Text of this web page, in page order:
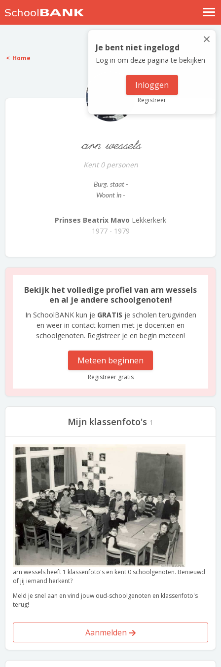
Nostalgische verhalen
Log in
Meld je gratis aan
×
Je bent niet ingelogd
Log in om deze pagina te bekijken
Inloggen
Registreer
Home
arn wessels
Kent 0 personen
Burg. staat -
Woont in -
Prinses Beatrix Mavo Lekkerkerk
1977 - 1979
Bekijk het volledige profiel van arn wessels
en al je andere schoolgenoten!
In SchoolBANK kun je GRATIS je scholen terugvinden
en weer in contact komen met je docenten en
schoolgenoten. Registreer je en begin meteen!
Meteen beginnen
Registreer gratis
Mijn klassenfoto's 1
arn wessels heeft 1 klassenfoto's en kent 0 schoolgenoten. Benieuwd
of jij iemand herkent?
Meld je snel aan en vind jouw oud-schoolgenoten en klassenfoto's
terug!
Aanmelden